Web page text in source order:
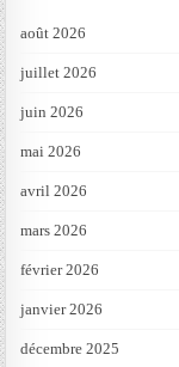
août 2026
juillet 2026
juin 2026
mai 2026
avril 2026
mars 2026
février 2026
janvier 2026
décembre 2025